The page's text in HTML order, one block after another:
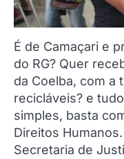
É de Camaçari e
do RG? Quer
da Coelba, com a
recicláveis? e
simples, basta
Direitos
Secretaria de